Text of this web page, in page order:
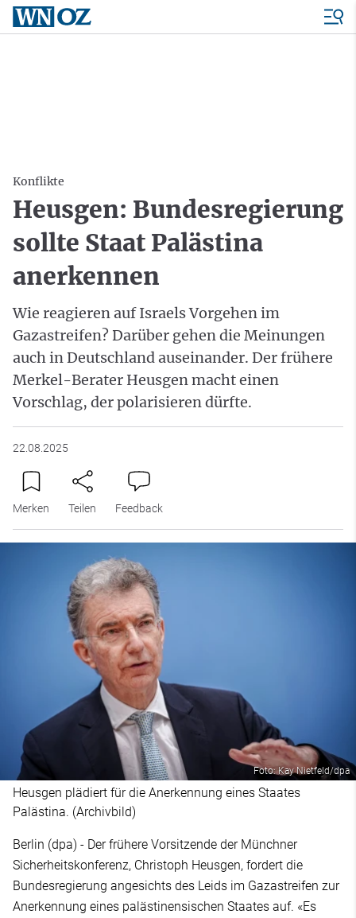
Konflikte
Heusgen: Bundesregierung
sollte Staat Palästina
anerkennen
Wie reagieren auf Israels Vorgehen im
Gazastreifen? Darüber gehen die Meinungen
auch in Deutschland auseinander. Der frühere
Merkel-Berater Heusgen macht einen
Vorschlag, der polarisieren dürfte.
22.08.2025
Merken Teilen Feedback
Foto: Kay Nietfeld/dpa
Heusgen plädiert für die Anerkennung eines Staates
Palästina. (Archivbild)
Berlin (dpa) - Der frühere Vorsitzende der Münchner
Sicherheitskonferenz, Christoph Heusgen, fordert die
Bundesregierung angesichts des Leids im Gazastreifen zur
Anerkennung eines palästinensischen Staates auf. «Es